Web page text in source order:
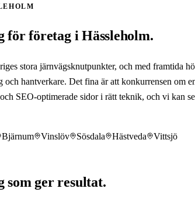
för företag i Hässleholm.
stora järnvägsknutpunkter, och med framtida
och hantverkare. Det fina är att konkurrensen
SEO-optimerade sidor i rätt teknik, och vi kan
Bjärnum Vinslöv Sösdala Hästveda Vittsjö
som ger resultat.